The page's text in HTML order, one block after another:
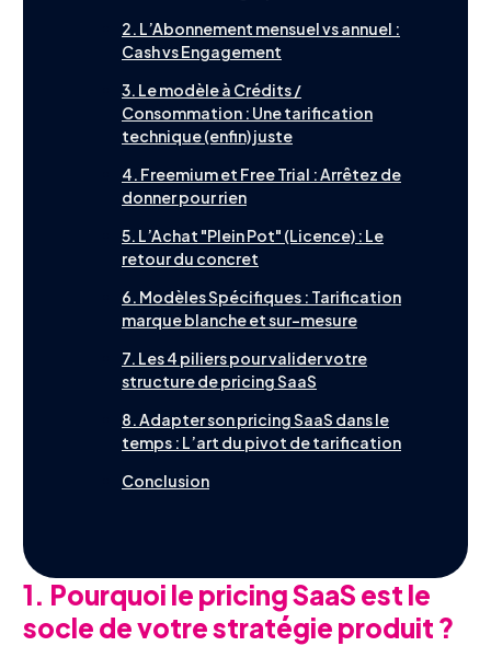
ContactEnglish
2. L’Abonnement mensuel vs annuel :
Cash vs Engagement
3. Le modèle à Crédits /
Consommation : Une tarification
technique (enfin) juste
4. Freemium et Free Trial : Arrêtez de
donner pour rien
5. L’Achat "Plein Pot" (Licence) : Le
retour du concret
6. Modèles Spécifiques : Tarification
marque blanche et sur-mesure
7. Les 4 piliers pour valider votre
structure de pricing SaaS
8. Adapter son pricing SaaS dans le
temps : L’art du pivot de tarification
Conclusion
1. Pourquoi le pricing SaaS est le
socle de votre stratégie produit ?